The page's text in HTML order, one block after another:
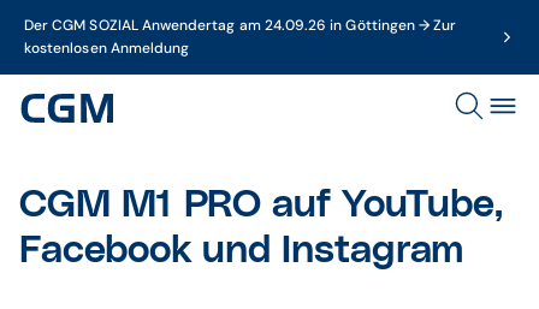
Der CGM SOZIAL Anwendertag am 24.09.26 in Göttingen → Zur
kostenlosen Anmeldung
CGM M1 PRO auf YouTube,
Facebook und Instagram